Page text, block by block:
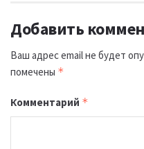
Добавить
Ваш адрес email не будет
помечены *
Комментарий *